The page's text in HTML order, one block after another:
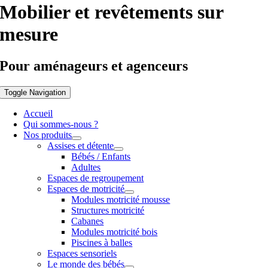
Mobilier et revêtements sur
mesure
Pour aménageurs et agenceurs
Toggle Navigation
Accueil
Qui sommes-nous ?
Nos produits
Assises et détente
Bébés / Enfants
Adultes
Espaces de regroupement
Espaces de motricité
Modules motricité mousse
Structures motricité
Cabanes
Modules motricité bois
Piscines à balles
Espaces sensoriels
Le monde des bébés